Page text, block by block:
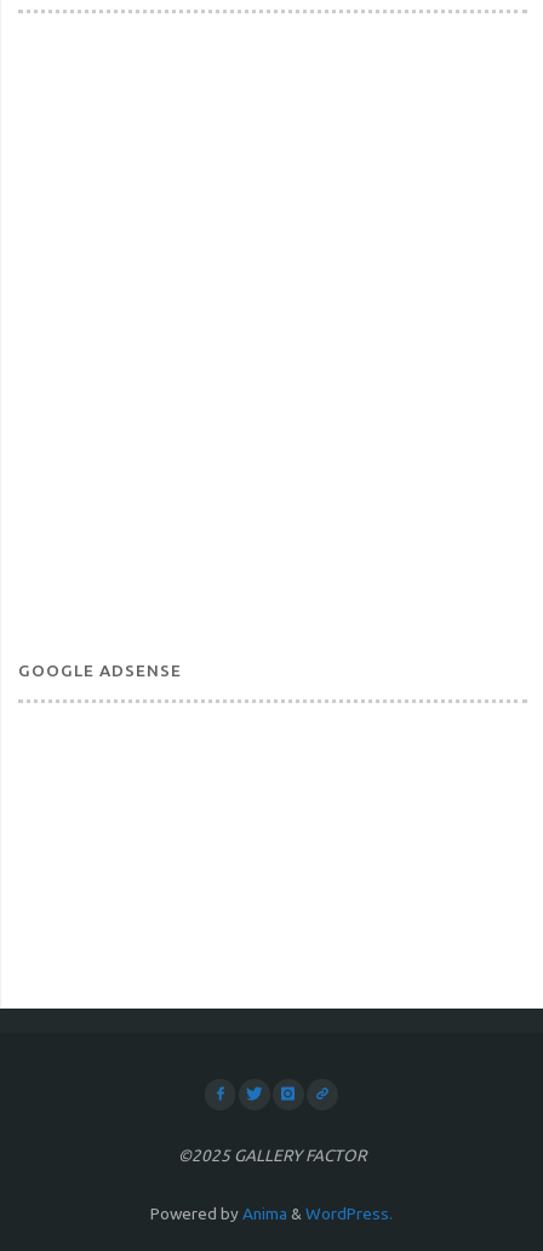
GOOGLE ADSENSE
©2025 GALLERY FACTOR
Powered byAnima &WordPress.